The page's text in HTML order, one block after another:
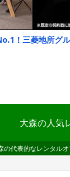
！三菱地所グ
大森の人気
の代表的なレンタル